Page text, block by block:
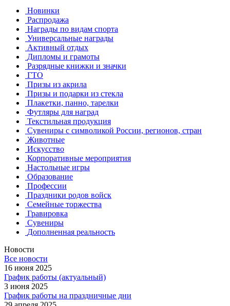
Новинки
Распродажа
Награды по видам спорта
Универсальные награды
Активный отдых
Дипломы и грамоты
Разрядные книжки и значки
ГТО
Призы из акрила
Призы и подарки из стекла
Плакетки, панно, тарелки
Футляры для наград
Текстильная продукция
Сувениры с символикой России, регионов, стран
Животные
Искусство
Корпоративные мероприятия
Настольные игры
Образование
Профессии
Праздники родов войск
Семейные торжества
Гравировка
Сувениры
Дополненная реальность
Новости
Все новости
16 июня 2025
График работы (актуальный)
3 июня 2025
График работы на праздничные дни